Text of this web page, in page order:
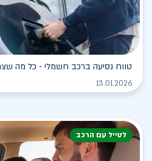
טווח נסיעה ברכב חשמלי - כל מה
13.01.2026
לטייל עם הרכב